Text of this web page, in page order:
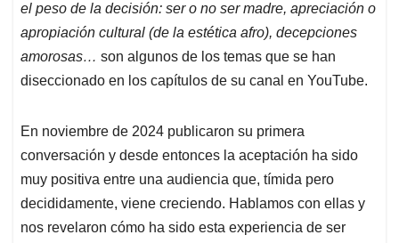
el peso de la decisión: ser o no ser madre, apreciación o
apropiación cultural (de la estética afro), decepciones
amorosas… son algunos de los temas que se han
diseccionado en los capítulos de su canal en YouTube.
En noviembre de 2024 publicaron su primera
conversación y desde entonces la aceptación ha sido
muy positiva entre una audiencia que, tímida pero
decididamente, viene creciendo. Hablamos con ellas y
nos revelaron cómo ha sido esta experiencia de ser